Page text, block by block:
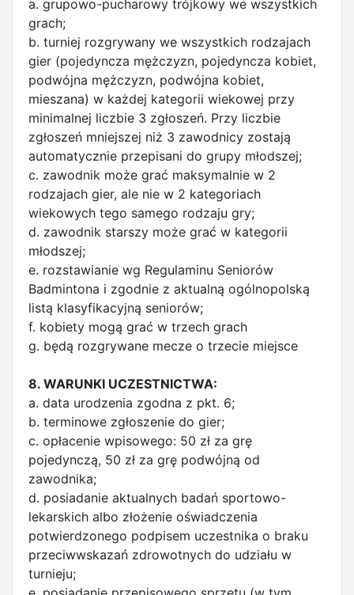
a. grupowo-pucharowy trójkowy we wszystkich
grach;
b. turniej rozgrywany we wszystkich rodzajach
gier (pojedyncza mężczyzn, pojedyncza kobiet,
podwójna mężczyzn, podwójna kobiet,
mieszana) w każdej kategorii wiekowej przy
minimalnej liczbie 3 zgłoszeń. Przy liczbie
zgłoszeń mniejszej niż 3 zawodnicy zostają
automatycznie przepisani do grupy młodszej;
c. zawodnik może grać maksymalnie w 2
rodzajach gier, ale nie w 2 kategoriach
wiekowych tego samego rodzaju gry;
d. zawodnik starszy może grać w kategorii
młodszej;
e. rozstawianie wg Regulaminu Seniorów
Badmintona i zgodnie z aktualną ogólnopolską
listą klasyfikacyjną seniorów;
f. kobiety mogą grać w trzech grach
g. będą rozgrywane mecze o trzecie miejsce
8. WARUNKI UCZESTNICTWA:
a. data urodzenia zgodna z pkt. 6;
b. terminowe zgłoszenie do gier;
c. opłacenie wpisowego: 50 zł za grę
pojedynczą, 50 zł za grę podwójną od
zawodnika;
d. posiadanie aktualnych badań sportowo-
lekarskich albo złożenie oświadczenia
potwierdzonego podpisem uczestnika o braku
przeciwwskazań zdrowotnych do udziału w
turnieju;